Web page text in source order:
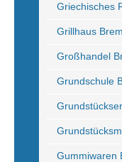
Griechisches
Grillhaus
Großhandel
Grundschule
Gummiwaren